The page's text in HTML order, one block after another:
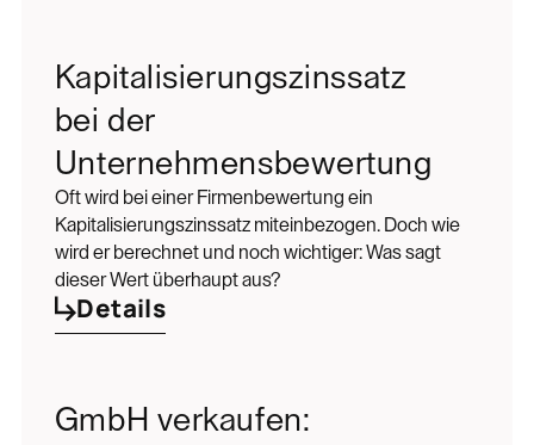
Kapitalisierungszinssatz
bei der
Unternehmensbewertung
Oft wird bei einer Firmenbewertung ein
Kapitalisierungszinssatz miteinbezogen. Doch wie
wird er berechnet und noch wichtiger: Was sagt
dieser Wert überhaupt aus?
Details
GmbH verkaufen: